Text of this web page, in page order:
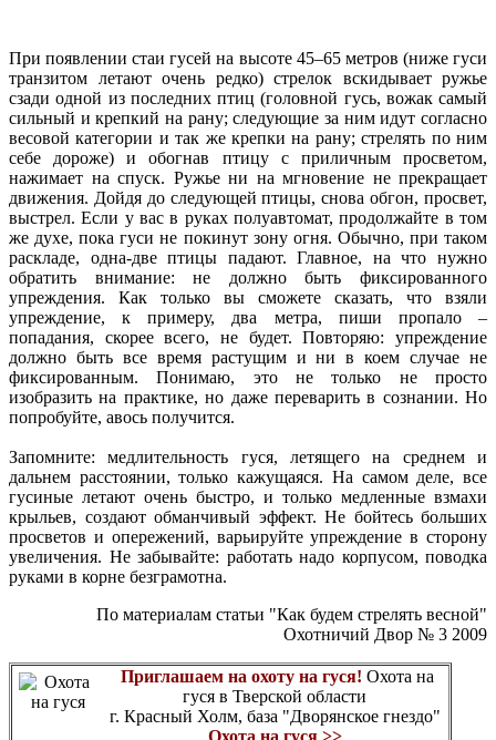
При появлении стаи гусей на высоте 45–65 метров (ниже гуси
транзитом летают очень редко) стрелок вскидывает ружье
сзади одной из последних птиц (головной гусь, вожак самый
сильный и крепкий на рану; следующие за ним идут согласно
весовой категории и так же крепки на рану; стрелять по ним
себе дороже) и обогнав птицу с приличным просветом,
нажимает на спуск. Ружье ни на мгновение не прекращает
движения. Дойдя до следующей птицы, снова обгон, просвет,
выстрел. Если у вас в руках полуавтомат, продолжайте в том
же духе, пока гуси не покинут зону огня. Обычно, при таком
раскладе, одна-две птицы падают. Главное, на что нужно
обратить внимание: не должно быть фиксированного
упреждения. Как только вы сможете сказать, что взяли
упреждение, к примеру, два метра, пиши пропало –
попадания, скорее всего, не будет. Повторяю: упреждение
должно быть все время растущим и ни в коем случае не
фиксированным. Понимаю, это не только не просто
изобразить на практике, но даже переварить в сознании. Но
попробуйте, авось получится.
Запомните: медлительность гуся, летящего на среднем и
дальнем расстоянии, только кажущаяся. На самом деле, все
гусиные летают очень быстро, и только медленные взмахи
крыльев, создают обманчивый эффект. Не бойтесь больших
просветов и опережений, варьируйте упреждение в сторону
увеличения. Не забывайте: работать надо корпусом, поводка
руками в корне безграмотна.
По материалам статьи "Как будем стрелять весной"
Охотничий Двор № 3 2009
Приглашаем на охоту на гуся! Охота на
гуся в Тверской области
г. Красный Холм, база "Дворянское гнездо"
Охота на гуся >>